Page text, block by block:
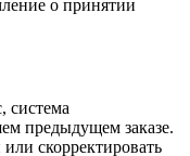
о принятии
система
предыдущем заказе.
скорректировать